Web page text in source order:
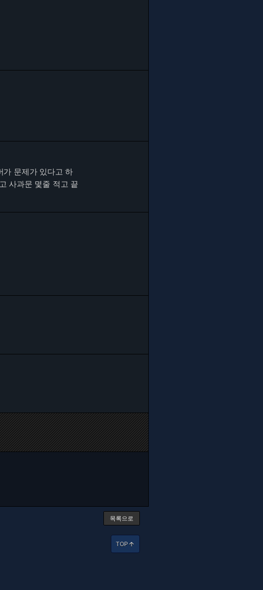
가 문제가 있다고 하
사과문 몇줄 적고 끝
목록으로
TOP arrow_upward